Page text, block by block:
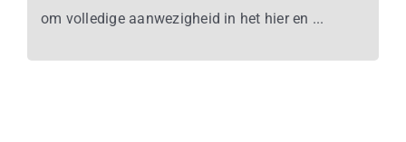
om volledige aanwezigheid in het hier en ...